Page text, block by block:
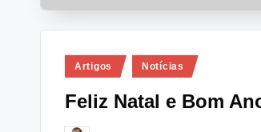
Posted
Artigos Notícias
Feliz Natal e Bom